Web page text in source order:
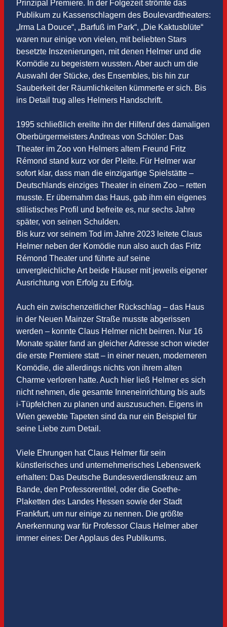
Prinzipal Premiere. In der Folgezeit strömte das
Publikum zu Kassenschlagern des Boulevardtheaters:
„Irma La Douce“, „Barfuß im Park“, „Die Kaktusblüte“
waren nur einige von vielen, mit beliebten Stars
besetzte Inszenierungen, mit denen Helmer und die
Komödie zu begeistern wussten. Aber auch um die
Auswahl der Stücke, des Ensembles, bis hin zur
Sauberkeit der Räumlichkeiten kümmerte er sich. Bis
ins Detail trug alles Helmers Handschrift.
1995 schließlich ereilte ihn der Hilferuf des damaligen
Oberbürgermeisters Andreas von Schöler: Das
Theater im Zoo von Helmers altem Freund Fritz
Rémond stand kurz vor der Pleite. Für Helmer war
sofort klar, dass man die einzigartige Spielstätte –
Deutschlands einziges Theater in einem Zoo – retten
musste. Er übernahm das Haus, gab ihm ein eigenes
stilistisches Profil und befreite es, nur sechs Jahre
später, von seinen Schulden.
Bis kurz vor seinem Tod im Jahre 2023 leitete Claus
Helmer neben der Komödie nun also auch das Fritz
Rémond Theater und führte auf seine
unvergleichliche Art beide Häuser mit jeweils eigener
Ausrichtung von Erfolg zu Erfolg.
Auch ein zwischenzeitlicher Rückschlag – das Haus
in der Neuen Mainzer Straße musste abgerissen
werden – konnte Claus Helmer nicht beirren. Nur 16
Monate später fand an gleicher Adresse schon wieder
die erste Premiere statt – in einer neuen, moderneren
Komödie, die allerdings nichts von ihrem alten
Charme verloren hatte. Auch hier ließ Helmer es sich
nicht nehmen, die gesamte Inneneinrichtung bis aufs
i-Tüpfelchen zu planen und auszusuchen. Eigens in
Wien gewebte Tapeten sind da nur ein Beispiel für
seine Liebe zum Detail.
Viele Ehrungen hat Claus Helmer für sein
künstlerisches und unternehmerisches Lebenswerk
erhalten: Das Deutsche Bundesverdienstkreuz am
Bande, den Professorentitel, oder die Goethe-
Plaketten des Landes Hessen sowie der Stadt
Frankfurt, um nur einige zu nennen. Die größte
Anerkennung war für Professor Claus Helmer aber
immer eines: Der Applaus des Publikums.